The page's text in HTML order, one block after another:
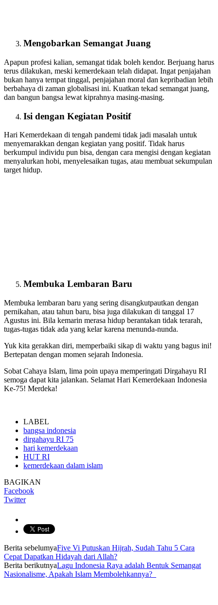
Mengobarkan Semangat Juang
Apapun profesi kalian, semangat tidak boleh kendor. Berjuang harus
terus dilakukan, meski kemerdekaan telah didapat. Ingat penjajahan
bukan hanya tempat tinggal, penjajahan moral dan kepribadian lebih
berbahaya di zaman globalisasi ini. Kuatkan tekad semangat juang,
dan bangun bangsa lewat kiprahnya masing-masing.
Isi dengan Kegiatan Positif
Hari Kemerdekaan di tengah pandemi tidak jadi masalah untuk
menyemarakkan dengan kegiatan yang positif. Tidak harus
berkumpul individu pun bisa, dengan cara mengisi dengan kegiatan
menyalurkan hobi, menyelesaikan tugas, atau membuat sekumpulan
target hidup.
Membuka Lembaran Baru
Membuka lembaran baru yang sering disangkutpautkan dengan
pernikahan, atau tahun baru, bisa juga dilakukan di tanggal 17
Agustus ini. Bila kemarin merasa hidup berantakan tidak terarah,
tugas-tugas tidak ada yang kelar karena menunda-nunda.
Yuk kita gerakkan diri, memperbaiki sikap di waktu yang bagus ini!
Bertepatan dengan momen sejarah Indonesia.
Sobat Cahaya Islam, lima poin upaya memperingati Dirgahayu RI
semoga dapat kita jalankan. Selamat Hari Kemerdekaan Indonesia
Ke-75! Merdeka!
LABEL
bangsa indonesia
dirgahayu RI 75
hari kemerdekaan
HUT RI
kemerdekaan dalam islam
BAGIKAN
Facebook
Twitter
Berita sebelumyaFive Vi Putuskan Hijrah, Sudah Tahu 5 Cara
Cepat Dapatkan Hidayah dari Allah?
Berita berikutnyaLagu Indonesia Raya adalah Bentuk Semangat
Nasionalisme, Apakah Islam Membolehkannya?